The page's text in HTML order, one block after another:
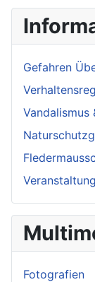
Gefahren
Vandalismus
Fotografien